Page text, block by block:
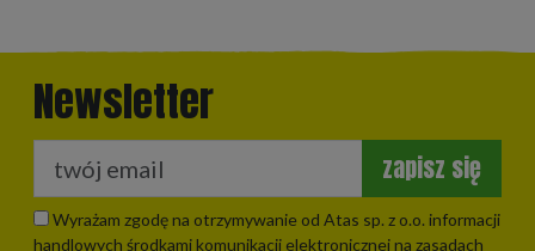
Newsletter
zapisz się
Wyrażam zgodę na otrzymywanie od Atas sp. z o.o. informacji
handlowych środkami komunikacji elektronicznej na zasadach